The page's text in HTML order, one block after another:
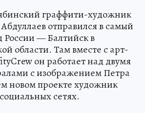
граффити-художник
отправился в самый
России — Балтийск в
области. Там вместе с арт-
он работает над двумя
с изображением Петра
новом проекте художник
сетях.